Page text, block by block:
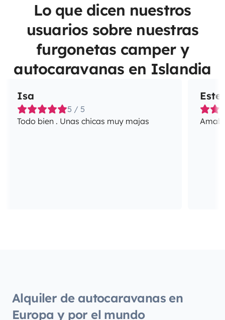
Lo que dicen nuestros
usuarios sobre nuestras
furgonetas camper y
autocaravanas en Islandia
Isa
5 / 5
Todo bien . Unas chicas muy majas
Alquiler de autocaravanas en
Europa y por el mundo